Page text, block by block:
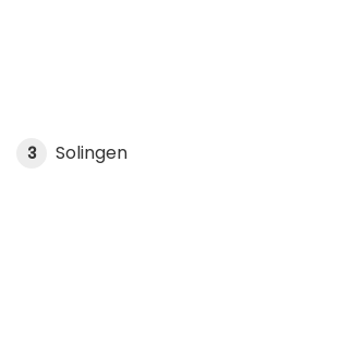
3 Solingen